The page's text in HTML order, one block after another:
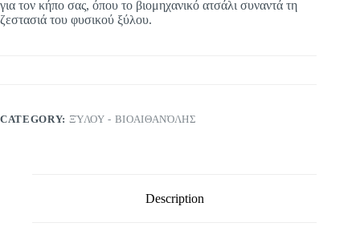
για τον κήπο σας, όπου το βιομηχανικό ατσάλι συναντά τη
ζεστασιά του φυσικού ξύλου.
CATEGORY: ΞΎΛΟΥ - ΒΙΟΑΙΘΑΝΌΛΗΣ
Description